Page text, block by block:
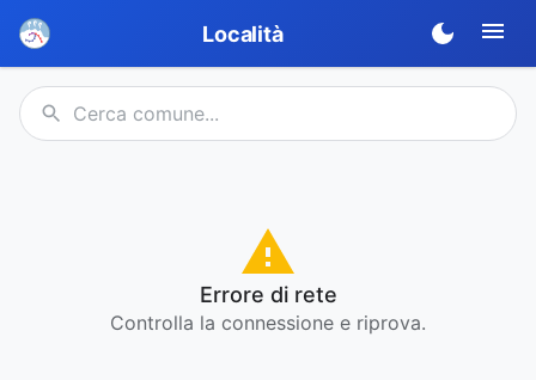
Località
Errore di rete
Controlla la connessione e riprova.